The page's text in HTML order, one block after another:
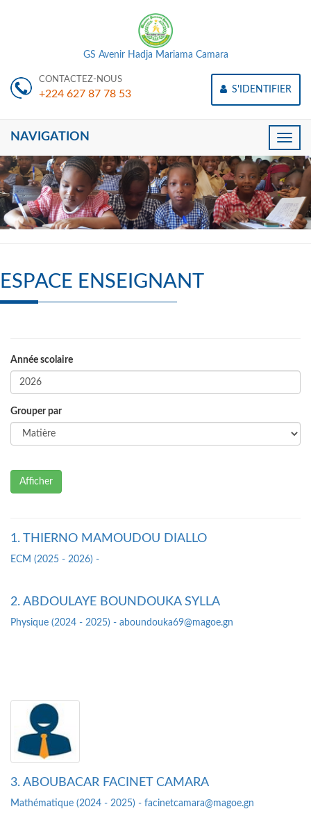
GS Avenir Hadja Mariama Camara
CONTACTEZ-NOUS
+224 627 87 78 53 S'IDENTIFIER
Toggle
NAVIGATION
ESPACE ENSEIGNANT
Année scolaire
Grouper par
Afficher
1. THIERNO MAMOUDOU DIALLO
ECM (2025 - 2026) -
2. ABDOULAYE BOUNDOUKA SYLLA
Physique (2024 - 2025) - aboundouka69@magoe.gn
3. ABOUBACAR FACINET CAMARA
Mathématique (2024 - 2025) - facinetcamara@magoe.gn